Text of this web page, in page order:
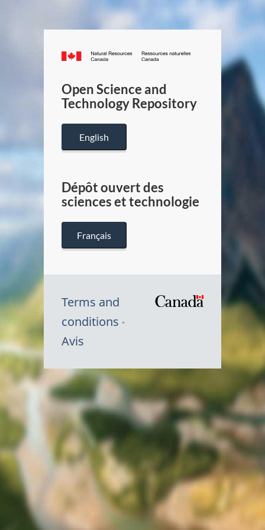
Canada.ca
/
Canada
Open Science and
Technology Repository
English
Dépôt ouvert des
sciences et technologie
Français
Terms and
conditions
Avis
Canada